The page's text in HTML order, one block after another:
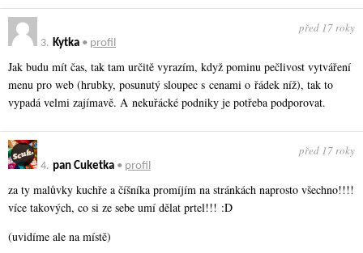
3. Kytka • profil
před 17 roky
Jak budu mít čas, tak tam určitě vyrazím, když pominu pečlivost vytváření
menu pro web (hrubky, posunutý sloupec s cenami o řádek níž), tak to
vypadá velmi zajímavě. A nekuřácké podniky je potřeba podporovat.
4. pan Cuketka • profil
před 17 roky
za ty malůvky kuchře a číšníka promíjím na stránkách naprosto všechno!!!!
více takových, co si ze sebe umí dělat prtel!!! :D
(uvidíme ale na místě)